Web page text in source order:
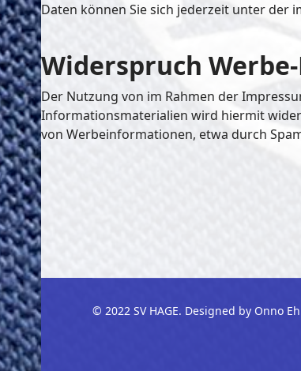
Daten können Sie sich jederzeit unter der
Widerspruch
Der Nutzung von im Rahmen der
Informationsmaterialien wird hiermit
von Werbeinformationen, etwa durch
© 2022 SV HAGE. Designed by Onno